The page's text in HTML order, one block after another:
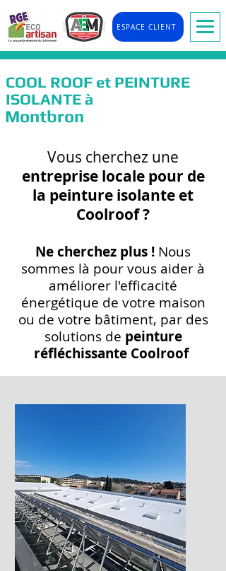
ESPACE CLIENT
COOL ROOF et PEINTURE
ISOLANTE à
Montbron
Vous cherchez une
entreprise locale pour de
la peinture isolante et
Coolroof ?
Ne cherchez plus ! Nous
sommes là pour vous aider à
améliorer l'efficacité
énergétique de votre maison
ou de votre bâtiment, par des
solutions de peinture
réfléchissante Coolroof